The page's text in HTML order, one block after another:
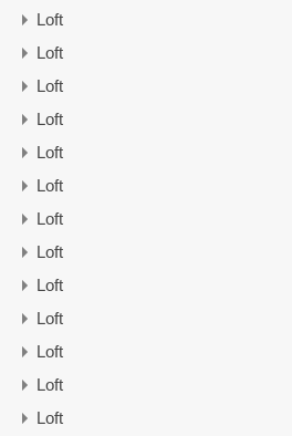
Loft
Loft
Loft
Loft
Loft
Loft
Loft
Loft
Loft
Loft
Loft
Loft
Loft